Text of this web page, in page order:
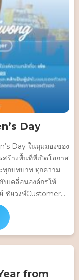
Day
Day ในมุมมองของ
สร้างพื้นที่ที่เปิดโอกาส
ทุกบทบาท ทุกความ
บเคลื่อนองค์กรให้
ชัยวงษ์Customer...
from